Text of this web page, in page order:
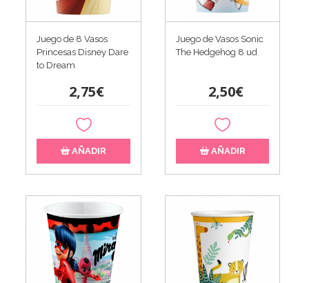
Juego de 8 Vasos
Princesas Disney Dare
to Dream
2,75€
AÑADIR
Juego de Vasos Sonic
The Hedgehog 8 ud
2,50€
AÑADIR